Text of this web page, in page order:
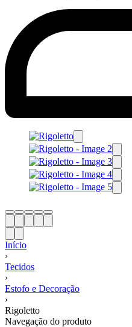
Início
›
Tecidos
›
Estofo e Decoração
›
Rigoletto
Navegação do produto